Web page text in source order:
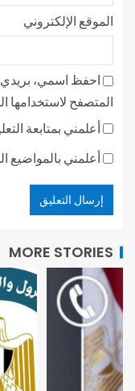
الموقع الإلكتروني
احفظ اسمي، بريدي
المتصفح لاستخدامها
أعلمني بمتابعة
أعلمني بالمواضيع
MORE STORIES